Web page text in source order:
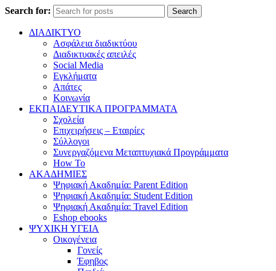
Search for: Search
ΔΙΑΔΙΚΤΥΟ
Ασφάλεια διαδικτύου
Διαδικτυακές απειλές
Social Media
Εγκλήματα
Απάτες
Κοινωνία
ΕΚΠΑΙΔΕΥΤΙΚΑ ΠΡΟΓΡΑΜΜΑΤΑ
Σχολεία
Επιχειρήσεις – Εταιρίες
Σύλλογοι
Συνεργαζόμενα Μεταπτυχιακά Προγράμματα
How To
ΑΚΑΔΗΜΙΕΣ
Ψηφιακή Ακαδημία: Parent Edition
Ψηφιακή Ακαδημία: Student Edition
Ψηφιακή Ακαδημία: Travel Edition
Eshop ebooks
ΨΥΧΙΚΗ ΥΓΕΙΑ
Οικογένεια
Γονείς
Έφηβος